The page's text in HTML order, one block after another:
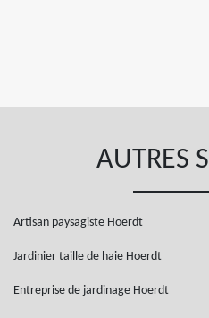
AUTRES
Artisan paysagiste Hoerdt
Jardinier taille de haie Hoerdt
Entreprise de jardinage Hoerdt